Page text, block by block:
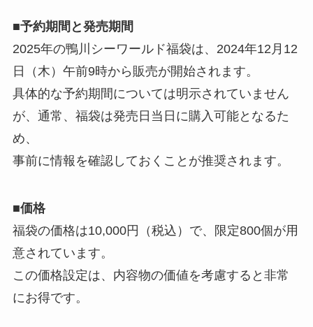
■予約期間と発売期間
2025年の鴨川シーワールド福袋は、2024年12月12
日（木）午前9時から販売が開始されます。
具体的な予約期間については明示されていません
が、通常、福袋は発売日当日に購入可能となるた
め、
事前に情報を確認しておくことが推奨されます。
■価格
福袋の価格は10,000円（税込）で、限定800個が用
意されています。
この価格設定は、内容物の価値を考慮すると非常
にお得です。